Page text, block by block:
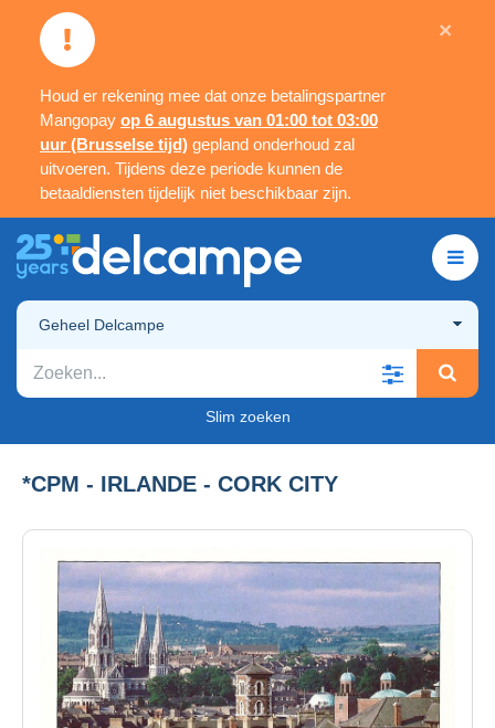
Houd er rekening mee dat onze betalingspartner
Mangopay op 6 augustus van 01:00 tot 03:00
uur (Brusselse tijd) gepland onderhoud zal
uitvoeren. Tijdens deze periode kunnen de
betaaldiensten tijdelijk niet beschikbaar zijn.
×
Geheel Delcampe
Slim zoeken
*CPM - IRLANDE - CORK CITY